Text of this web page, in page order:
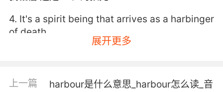
4. It's a spirit being that arrives as a harbinger
of death.
5. The guardian tree, the harbinger of change.
展开更多
上一篇
harbour是什么意思_harbour怎么读_音